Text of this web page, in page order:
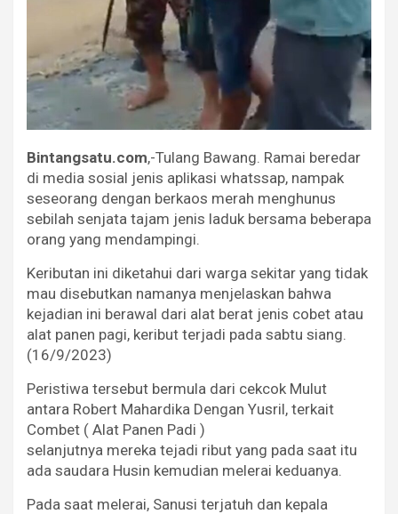
Bintangsatu.com,-Tulang Bawang. Ramai beredar
di media sosial jenis aplikasi whatssap, nampak
seseorang dengan berkaos merah menghunus
sebilah senjata tajam jenis laduk bersama beberapa
orang yang mendampingi.
Keributan ini diketahui dari warga sekitar yang tidak
mau disebutkan namanya menjelaskan bahwa
kejadian ini berawal dari alat berat jenis cobet atau
alat panen pagi, keribut terjadi pada sabtu siang.
(16/9/2023)
Peristiwa tersebut bermula dari cekcok Mulut
antara Robert Mahardika Dengan Yusril, terkait
Combet ( Alat Panen Padi )
selanjutnya mereka tejadi ribut yang pada saat itu
ada saudara Husin kemudian melerai keduanya.
Pada saat melerai, Sanusi terjatuh dan kepala